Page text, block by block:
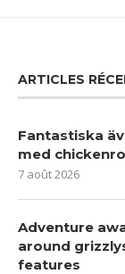
ARTICLES
Fantastiska
med
7 août 2026
Adventure
around
features